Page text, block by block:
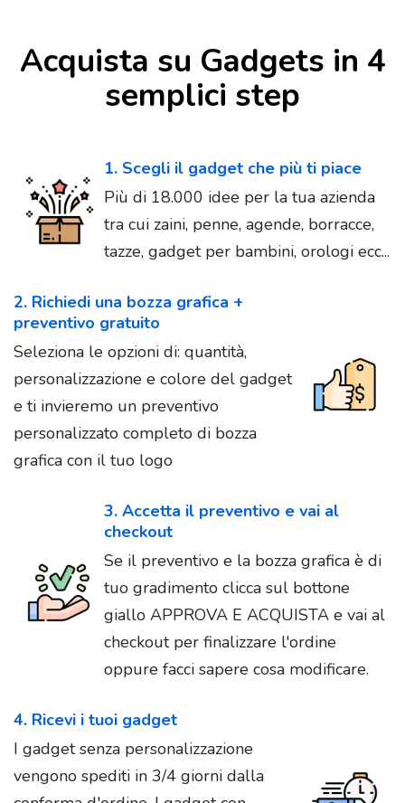
Acquista su Gadgets in 4
semplici step
1. Scegli il gadget che più ti piace
Più di 18.000 idee per la tua azienda
tra cui zaini, penne, agende, borracce,
tazze, gadget per bambini, orologi ecc...
2. Richiedi una bozza grafica +
preventivo gratuito
Seleziona le opzioni di: quantità,
personalizzazione e colore del gadget
e ti invieremo un preventivo
personalizzato completo di bozza
grafica con il tuo logo
3. Accetta il preventivo e vai al
checkout
Se il preventivo e la bozza grafica è di
tuo gradimento clicca sul bottone
giallo APPROVA E ACQUISTA e vai al
checkout per finalizzare l'ordine
oppure facci sapere cosa modificare.
4. Ricevi i tuoi gadget
I gadget senza personalizzazione
vengono spediti in 3/4 giorni dalla